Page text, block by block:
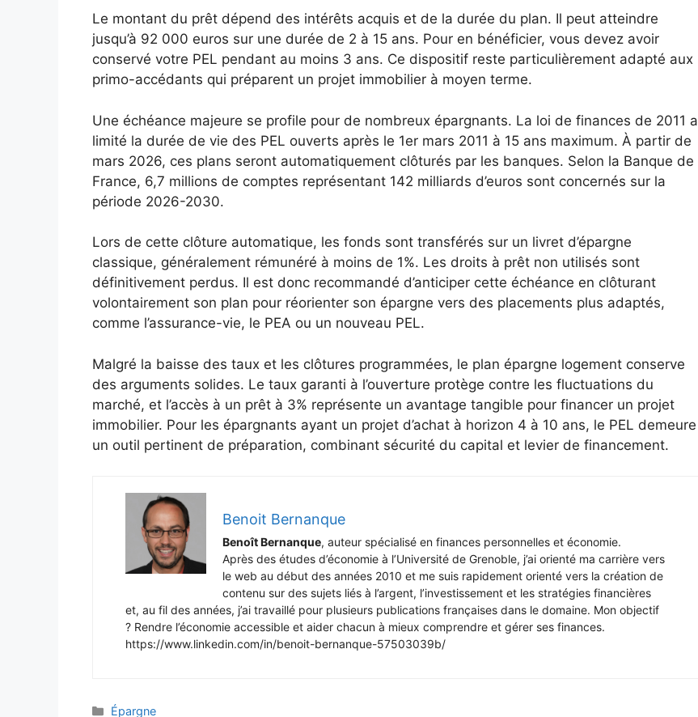
Le montant du prêt dépend des intérêts acquis et de la durée du plan. Il peut atteindre
jusqu’à 92 000 euros sur une durée de 2 à 15 ans. Pour en bénéficier, vous devez avoir
conservé votre PEL pendant au moins 3 ans. Ce dispositif reste particulièrement adapté aux
primo-accédants qui préparent un projet immobilier à moyen terme.
Une échéance majeure se profile pour de nombreux épargnants. La loi de finances de 2011 a
limité la durée de vie des PEL ouverts après le 1er mars 2011 à 15 ans maximum. À partir de
mars 2026, ces plans seront automatiquement clôturés par les banques. Selon la Banque de
France, 6,7 millions de comptes représentant 142 milliards d’euros sont concernés sur la
période 2026-2030.
Lors de cette clôture automatique, les fonds sont transférés sur un livret d’épargne
classique, généralement rémunéré à moins de 1%. Les droits à prêt non utilisés sont
définitivement perdus. Il est donc recommandé d’anticiper cette échéance en clôturant
volontairement son plan pour réorienter son épargne vers des placements plus adaptés,
comme l’assurance-vie, le PEA ou un nouveau PEL.
Malgré la baisse des taux et les clôtures programmées, le plan épargne logement conserve
des arguments solides. Le taux garanti à l’ouverture protège contre les fluctuations du
marché, et l’accès à un prêt à 3% représente un avantage tangible pour financer un projet
immobilier. Pour les épargnants ayant un projet d’achat à horizon 4 à 10 ans, le PEL demeure
un outil pertinent de préparation, combinant sécurité du capital et levier de financement.
Benoit Bernanque
Benoît Bernanque, auteur spécialisé en finances personnelles et économie.
Après des études d’économie à l’Université de Grenoble, j’ai orienté ma carrière vers
le web au début des années 2010 et me suis rapidement orienté vers la création de
contenu sur des sujets liés à l’argent, l’investissement et les stratégies financières
et, au fil des années, j’ai travaillé pour plusieurs publications françaises dans le domaine. Mon objectif
? Rendre l’économie accessible et aider chacun à mieux comprendre et gérer ses finances.
https://www.linkedin.com/in/benoit-bernanque-57503039b/
Catégories
Épargne